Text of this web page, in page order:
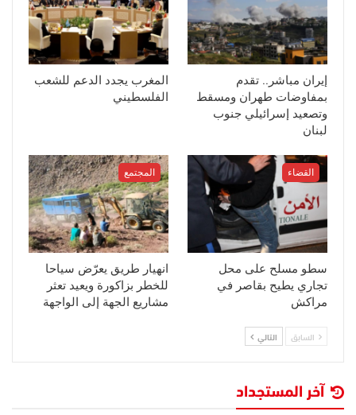
إيران مباشر.. تقدم
بمفاوضات طهران ومسقط
وتصعيد إسرائيلي جنوب
لبنان
المغرب يجدد الدعم للشعب
الفلسطيني
القضاء
سطو مسلح على محل
تجاري يطيح بقاصر في
مراكش
المجتمع
انهيار طريق يعرّض سياحا
للخطر بزاكورة ويعيد تعثر
مشاريع الجهة إلى الواجهة
السابق التالي
آخر المستجداد